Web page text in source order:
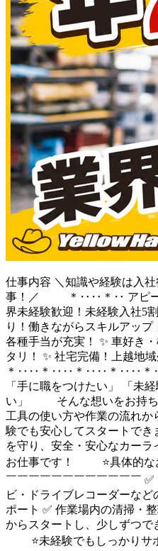
仕事内容 ＼知識や経験は入
事！／ ＊‥‥＊‥ アピー
界未経験歓迎！未経験入社5
り！働きながらスキルアッ
各種手当が充実！ ✨ 車好き
タリ！ ✨ 社宅完備！上越地
＊‥‥＊‥‥＊‥‥＊‥‥
「手に職をつけたい」 「未
い」 そんな想いをお持ち
工具の使い方や作業の流れ
験でも安心してスタート
を守り、安全・安心なカー
お仕事です！ ⭐具体的な
￣￣￣￣￣￣￣￣￣￣￣￣
ビ・ドライブレコーダーな
ポート ✅ 作業場内の清掃
からスタートし、少しずつで
⭐未経験でもしっかりサ